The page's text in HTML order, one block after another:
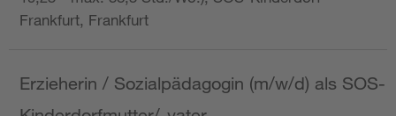
Frankfurt, Frankfurt
Erzieherin / Sozialpädagogin (m/w/d) als SOS-